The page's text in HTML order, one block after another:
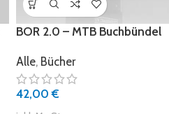
BOR 2.0 – MTB Buchbündel
Alle, Bücher
42,00€